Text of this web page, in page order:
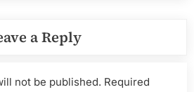
a Reply
not be published. Required